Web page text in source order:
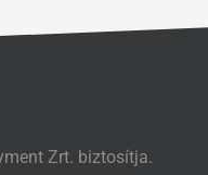
Zrt. biztosítja.